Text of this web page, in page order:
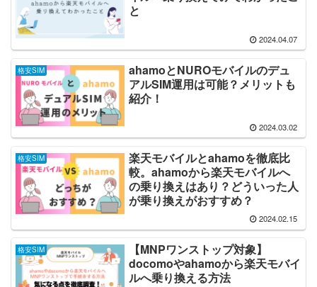
と
2024.04.07
格安SIM
ahamoとNUROモバイルのデュ
アルSIM運用は可能？メリットも
紹介！
2024.03.02
格安SIM
楽天モバイルとahamoを徹底比
較。ahamoから楽天モバイルへ
の乗り換えはあり？どういった人
が乗り換えがおすすめ？
2024.02.15
格安SIM
【MNPワンストップ対象】
docomoやahamoから楽天モバイ
ルへ乗り換える方法